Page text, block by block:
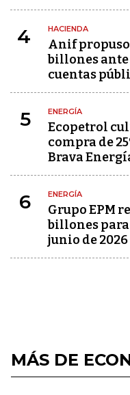
4 HACIENDA
Anif propuso
billones
cuentas
5 ENERGÍA
Ecopetrol
compra de
Brava
6 ENERGÍA
Grupo EPM
billones
junio de 2026
MÁS DE